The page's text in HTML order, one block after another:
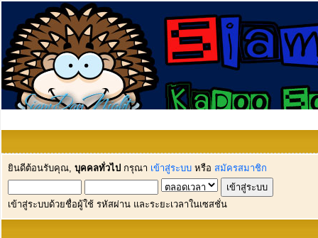
ยินดีต้อนรับคุณ, บุคคลทั่วไป กรุณา เข้าสู่ระบบ หรือ สมัครสมาชิก
เข้าสู่ระบบด้วยชื่อผู้ใช้ รหัสผ่าน และระยะเวลาในเซสชั่น